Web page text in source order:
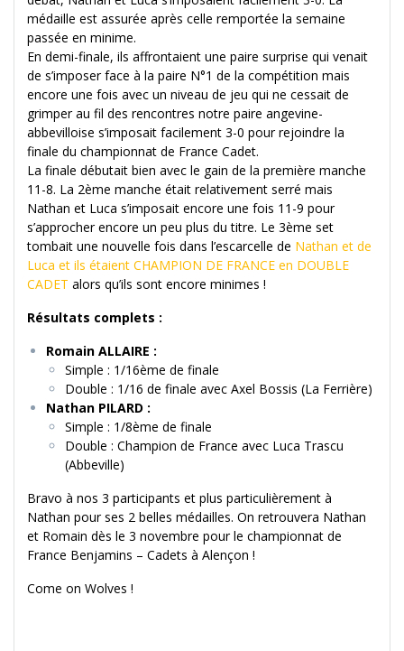
médaille est assurée après celle remportée la semaine
passée en minime.
En demi-finale, ils affrontaient une paire surprise qui venait
de s’imposer face à la paire N°1 de la compétition mais
encore une fois avec un niveau de jeu qui ne cessait de
grimper au fil des rencontres notre paire angevine-
abbevilloise s’imposait facilement 3-0 pour rejoindre la
finale du championnat de France Cadet.
La finale débutait bien avec le gain de la première manche
11-8. La 2ème manche était relativement serré mais
Nathan et Luca s’imposait encore une fois 11-9 pour
s’approcher encore un peu plus du titre. Le 3ème set
tombait une nouvelle fois dans l’escarcelle de Nathan et de
Luca et ils étaient CHAMPION DE FRANCE en DOUBLE
CADET alors qu’ils sont encore minimes !
Résultats complets :
Romain ALLAIRE :
Simple : 1/16ème de finale
Double : 1/16 de finale avec Axel Bossis (La Ferrière)
Nathan PILARD :
Simple : 1/8ème de finale
Double : Champion de France avec Luca Trascu
(Abbeville)
Bravo à nos 3 participants et plus particulièrement à
Nathan pour ses 2 belles médailles. On retrouvera Nathan
et Romain dès le 3 novembre pour le championnat de
France Benjamins – Cadets à Alençon !
Come on Wolves !